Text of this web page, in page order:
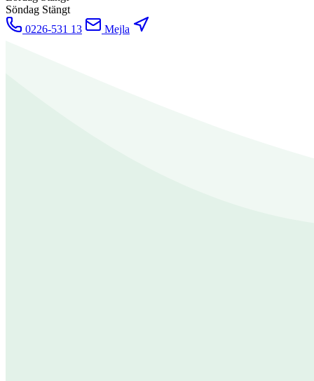
Söndag Stängt
0226-531 13
Mejla